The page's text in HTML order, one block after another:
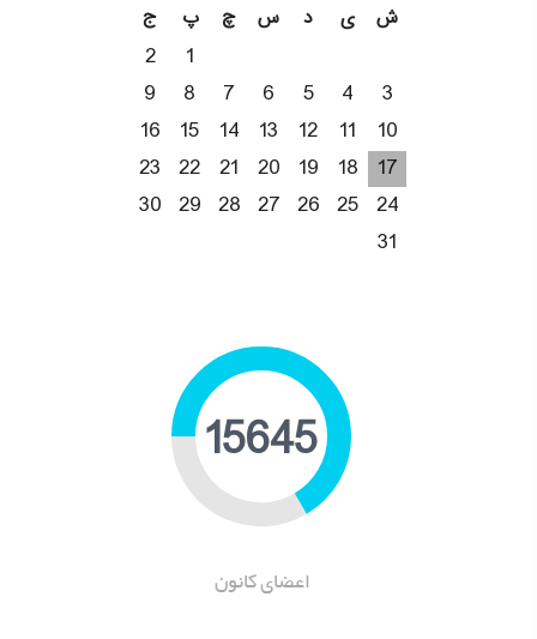
ج
پ چ س د ی
ش
2
1
9
8 7 6 5 4
3
16
15 14 13 12 11
10
23 22 21 20 19 18
17
30 29 28 27 26 25 24
31
18974
اعضای کانون